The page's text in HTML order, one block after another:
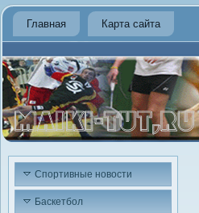
Главная Карта сайта
Спортивные новости
Баскетбол